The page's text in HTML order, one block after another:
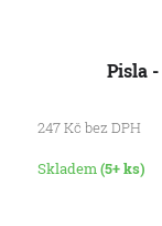
Pisla
247Kč bez DPH
Skladem (5+ ks)